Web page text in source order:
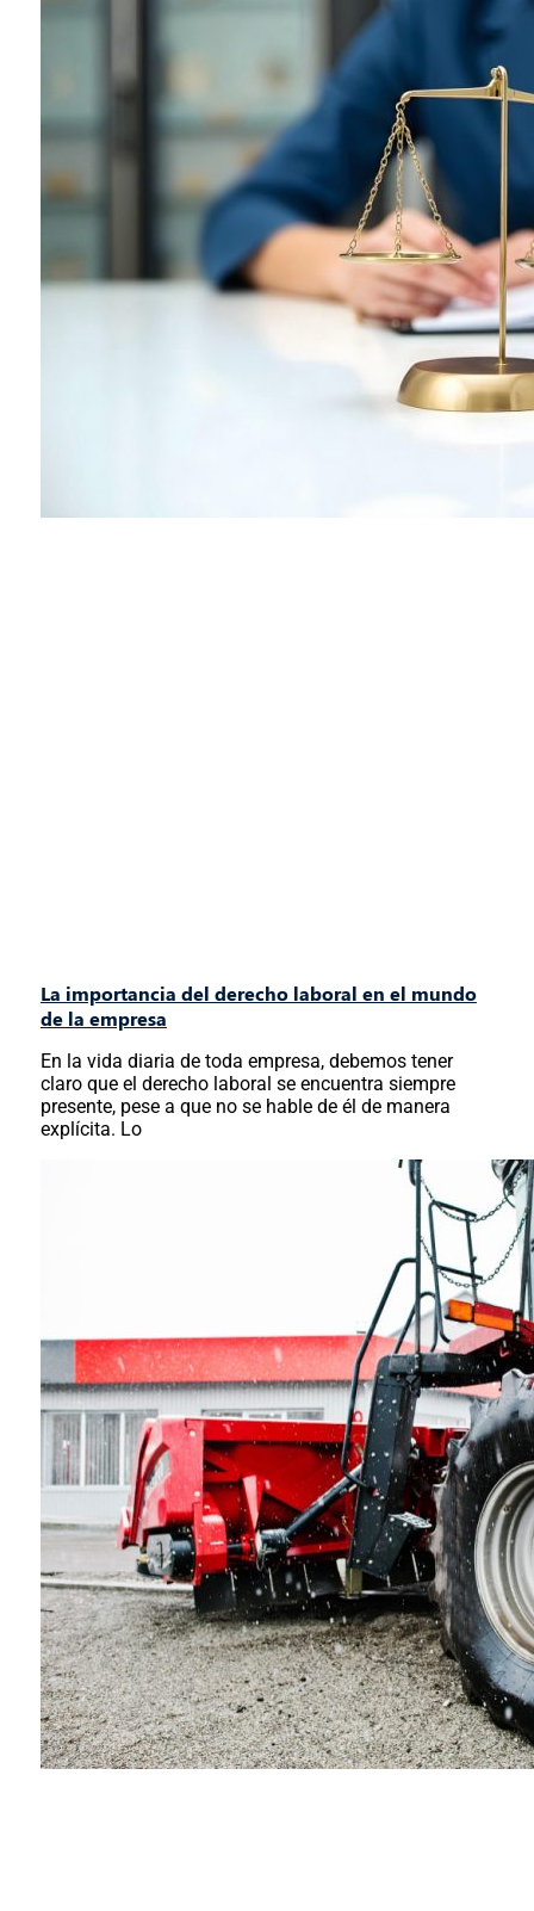
La importancia del derecho laboral en el mundo
de la empresa
En la vida diaria de toda empresa, debemos tener
claro que el derecho laboral se encuentra siempre
presente, pese a que no se hable de él de manera
explícita. Lo